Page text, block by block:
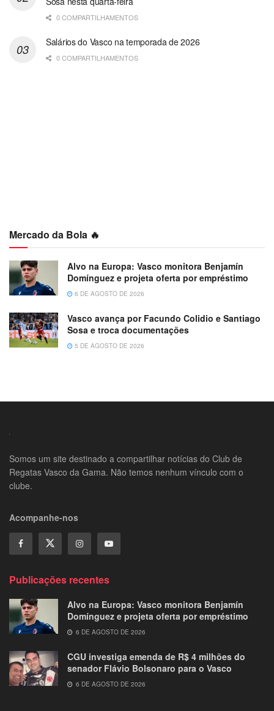
0 COMPARTILHAMENTOS
Salários do Vasco na temporada de 2026
0 COMPARTILHAMENTOS
Mercado da Bola 🔥
Alvo na Europa: Vasco monitora Benjamín
Domínguez e projeta oferta por empréstimo
6 DE AGOSTO DE 2026
Vasco avança por Facundo Colidio e Santiago
Sosa e troca documentações
5 DE AGOSTO DE 2026
Somos um site destinado a compartilhar notícias do Club de
Regatas Vasco da Gama. Não temos nenhum vínculo com o
clube.
Acompanhe-nos
Publicações recentes
Alvo na Europa: Vasco monitora Benjamín
Domínguez e projeta oferta por empréstimo
6 DE AGOSTO DE 2026
CGU investiga emenda de R$ 4 milhões do
senador Flávio Bolsonaro para o Vasco
6 DE AGOSTO DE 2026